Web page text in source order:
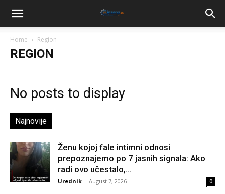
Home Region
REGION
No posts to display
Najnovije
Ženu kojoj fale intimni odnosi
prepoznajemo po 7 jasnih signala: Ako
radi ovo učestalo,...
Urednik - August 7, 2026 0